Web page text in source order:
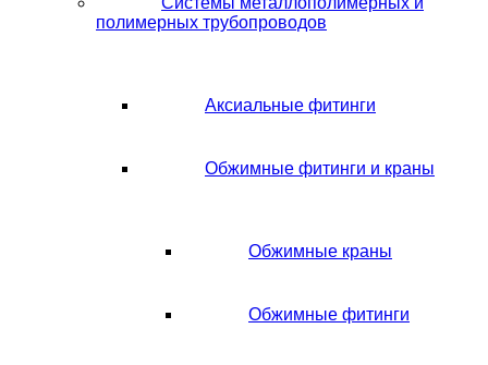
полимерных трубопроводов
Аксиальные фитинги
Обжимные фитинги и краны
Обжимные краны
Обжимные фитинги